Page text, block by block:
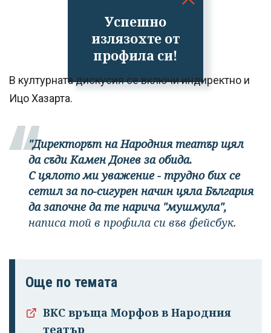
Успешно
излязохте от
профила си!
В културната дискусия се включи индиректно и
Ицо Хазарта.
"Директорът на Народния театър щял
да съди Камен Донев за обида.
С цялото ми уважение - трудно бих се
сетил за по-сигурен начин цяла България
да започне да те нарича "мушмула",
написа той в профила си във фейсбук.
Още по темата
ВКС връща Морфов в Народния
театър